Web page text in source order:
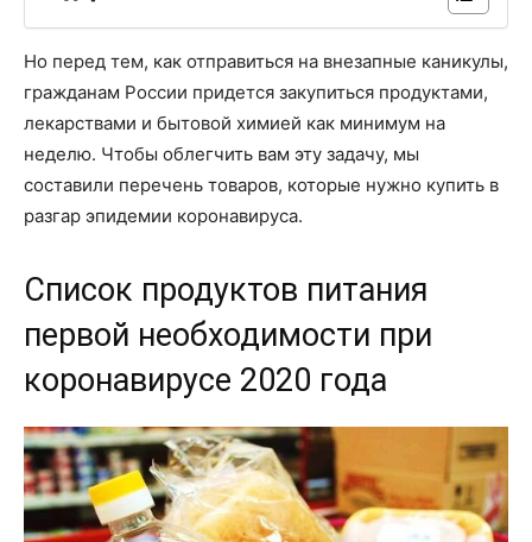
Но перед тем, как отправиться на внезапные каникулы,
гражданам России придется закупиться продуктами,
лекарствами и бытовой химией как минимум на
неделю. Чтобы облегчить вам эту задачу, мы
составили перечень товаров, которые нужно купить в
разгар эпидемии коронавируса.
Список продуктов питания
первой необходимости при
коронавирусе 2020 года